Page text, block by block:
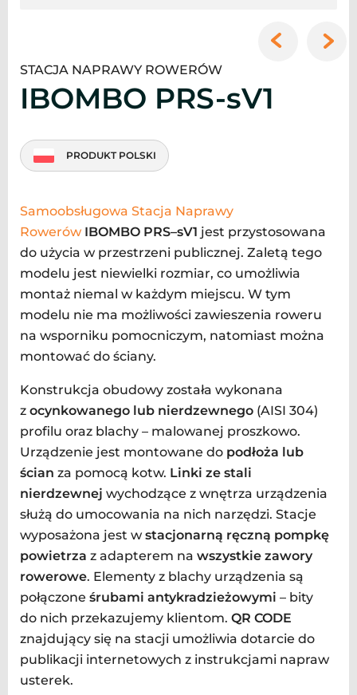
STACJA NAPRAWY ROWERÓW
IBOMBO PRS-sV1
PRODUKT POLSKI
Samoobsługowa Stacja Naprawy
Rowerów IBOMBO PRS–sV1 jest przystosowana
do użycia w przestrzeni publicznej. Zaletą tego
modelu jest niewielki rozmiar, co umożliwia
montaż niemal w każdym miejscu. W tym
modelu nie ma możliwości zawieszenia roweru
na wsporniku pomocniczym, natomiast można
montować do ściany.
Konstrukcja obudowy została wykonana
z ocynkowanego lub nierdzewnego (AISI 304)
profilu oraz blachy – malowanej proszkowo.
Urządzenie jest montowane do podłoża lub
ścian za pomocą kotw. Linki ze stali
nierdzewnej wychodzące z wnętrza urządzenia
służą do umocowania na nich narzędzi. Stacje
wyposażona jest w stacjonarną ręczną pompkę
powietrza z adapterem na wszystkie zawory
rowerowe. Elementy z blachy urządzenia są
połączone śrubami antykradzieżowymi – bity
do nich przekazujemy klientom. QR CODE
znajdujący się na stacji umożliwia dotarcie do
publikacji internetowych z instrukcjami napraw
usterek.